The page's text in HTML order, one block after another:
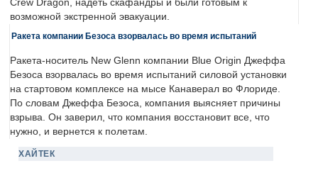
Crew Dragon, надеть скафандры и были готовым к
возможной экстренной эвакуации.
Ракета компании Безоса взорвалась во время испытаний
Ракета-носитель New Glenn компании Blue Origin Джеффа
Безоса взорвалась во время испытаний силовой установки
на стартовом комплексе на мысе Канаверал во Флориде.
По словам Джеффа Безоса, компания выясняет причины
взрыва. Он заверил, что компания восстановит все, что
нужно, и вернется к полетам.
ХАЙТЕК